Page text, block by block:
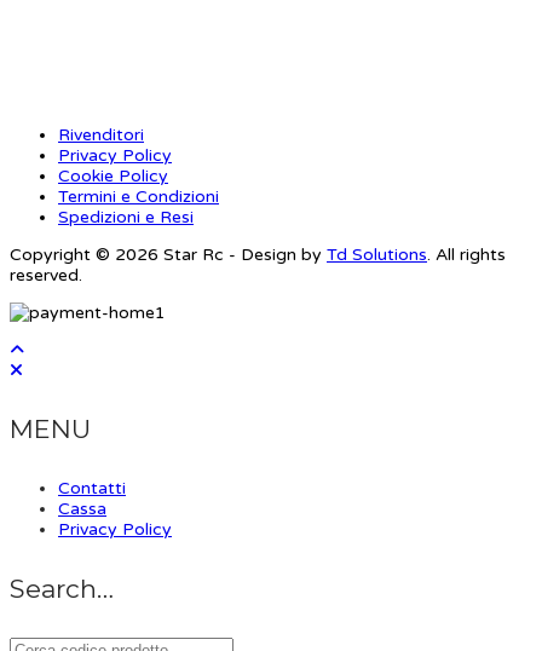
Rivenditori
Privacy Policy
Cookie Policy
Termini e Condizioni
Spedizioni e Resi
Copyright © 2026 Star Rc - Design by Td Solutions. All rights
reserved.
MENU
Contatti
Cassa
Privacy Policy
Search…